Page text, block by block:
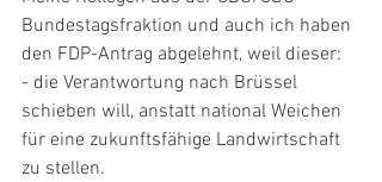
Bundestagsfraktion und auch ich haben
den FDP-Antrag abgelehnt, weil dieser:
- die Verantwortung nach Brüssel
schieben will, anstatt national Weichen
für eine zukunftsfähige Landwirtschaft
zu stellen.